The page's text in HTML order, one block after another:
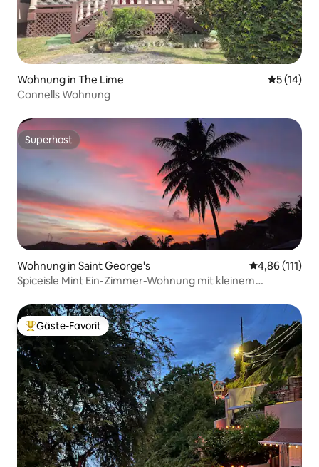
Wohnung in The Lime
5 (14)
Connells Wohnung
Superhost
Superhost
Wohnung in Saint George's
4,86 (111)
Spiceisle Mint Ein-Zimmer-Wohnung mit kleinem
Beliebter Gäste-Favorit.
Gäste-Favorit